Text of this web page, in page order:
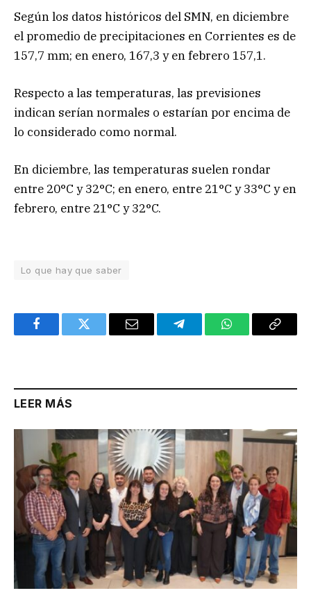
Según los datos históricos del SMN, en diciembre
el promedio de precipitaciones en Corrientes es de
157,7 mm; en enero, 167,3 y en febrero 157,1.
Respecto a las temperaturas, las previsiones
indican serían normales o estarían por encima de
lo considerado como normal.
En diciembre, las temperaturas suelen rondar
entre 20°C y 32°C; en enero, entre 21°C y 33°C y en
febrero, entre 21°C y 32°C.
Lo que hay que saber
FacebookTwitter Email TelegramWhatsAppCopy
LEER MÁS